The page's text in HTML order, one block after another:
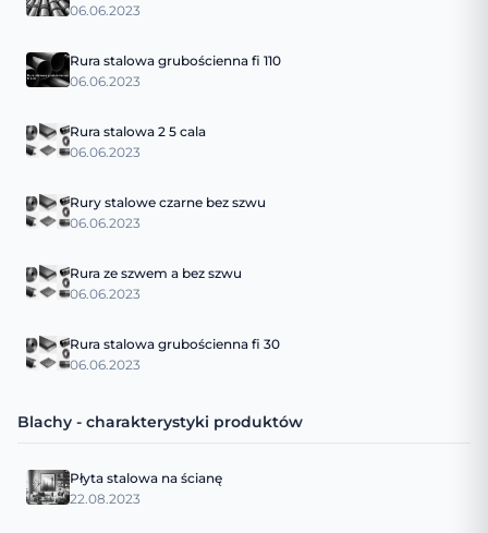
06.06.2023
Rura stalowa grubościenna fi 110
06.06.2023
Rura stalowa 2 5 cala
06.06.2023
Rury stalowe czarne bez szwu
06.06.2023
Rura ze szwem a bez szwu
06.06.2023
Rura stalowa grubościenna fi 30
06.06.2023
Blachy - charakterystyki produktów
Płyta stalowa na ścianę
22.08.2023